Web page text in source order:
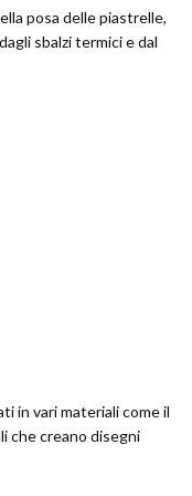
posa delle piastrelle,
sbalzi termici e dal
in vari materiali come il
che creano disegni